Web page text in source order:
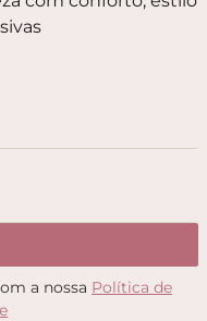
a nossa Política de